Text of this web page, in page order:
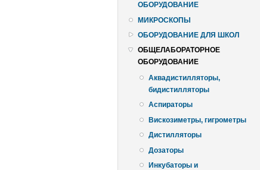
ОБОРУДОВАНИЕ
МИКРОСКОПЫ
ОБОРУДОВАНИЕ ДЛЯ ШКОЛ
ОБЩЕЛАБОРАТОРНОЕ
ОБОРУДОВАНИЕ
Аквадистилляторы,
бидистилляторы
Аспираторы
Вискозиметры, гигрометры
Дистилляторы
Дозаторы
Инкубаторы и